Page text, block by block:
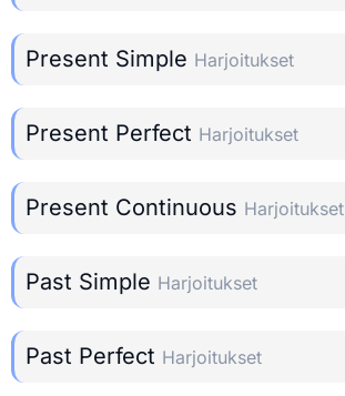
Present Simple Harjoitukset
Present Perfect Harjoitukset
Present Continuous Harjoitukset
Past Simple Harjoitukset
Past Perfect Harjoitukset